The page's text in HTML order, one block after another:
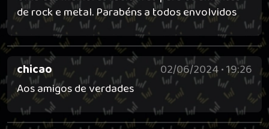
de rock e metal. Parabéns a todos envolvidos
chicao
02/06/2024 • 19:26
Aos amigos de verdades